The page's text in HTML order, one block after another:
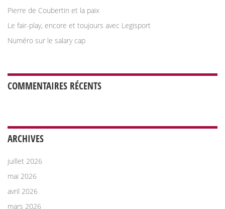
Pierre de Coubertin et la paix
Le fair-play, encore et toujours avec Legisport
Numéro sur le salary cap
COMMENTAIRES RÉCENTS
ARCHIVES
juillet 2026
mai 2026
avril 2026
mars 2026